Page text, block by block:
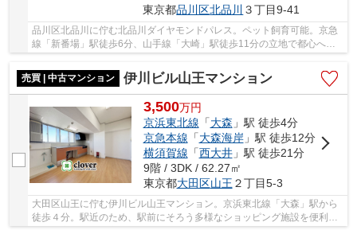
東京都品川区北品川 ３丁目9-41
品川区北品川に佇む北品川ダイヤモンドパレス。ペット飼育可能。京急
線「新番場」駅徒歩6分、山手線「大崎」駅徒歩11分の立地で都心への
売買 | 中古マンション
伊川ビル山王マンション
3,500万円
京浜東北線 「大森 」駅 徒歩4分
京急本線 「大森海岸」駅 徒歩12分
横須賀線 「西大井」駅 徒歩21分
9階 / 3DK / 62.27㎡
東京都大田区山王 ２丁目5-3
大田区山王に佇む伊川ビル山王マンション。京浜東北線「大森」駅から
徒歩４分。駅近のため、駅前にそろう多様なショッピング施設を便利に